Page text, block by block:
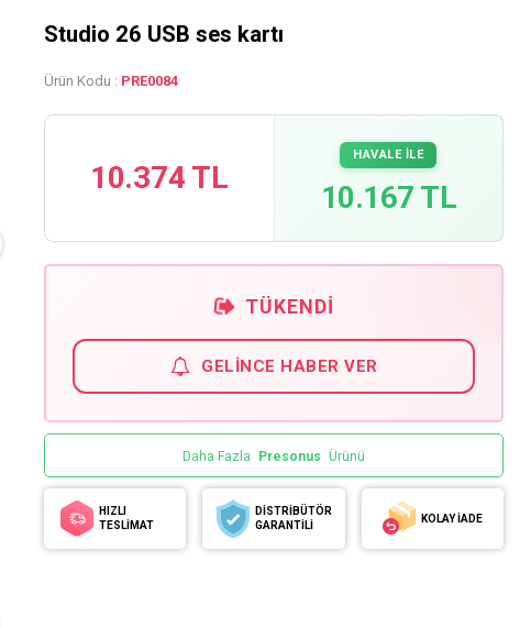
Studio 26 USB ses kartı
Ürün Kodu : PRE0084
10.374 TL
HAVALE İLE
10.167 TL
TÜKENDI
GELINCE HABER VER
Daha Fazla Presonus Ürünü
HIZLI
TESLİMAT
DİSTRİBÜTÖR
GARANTİLİ
KOLAY İADE